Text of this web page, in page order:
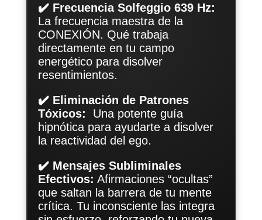
✔️ Frecuencia Solfeggio 639 Hz:
La frecuencia maestra de la
CONEXIÓN. Qué trabaja
directamente en tu campo
energético para disolver
resentimientos.
✔️ Eliminación de Patrones
Tóxicos: Una potente guía
hipnótica para ayudarte a disolver
la reactividad del ego.
✔️ Mensajes Subliminales
Efectivos: Afirmaciones “ocultas”
que saltan la barrera de tu mente
crítica. Tu inconsciente las integra